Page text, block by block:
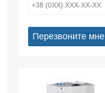
Перезвоните мне